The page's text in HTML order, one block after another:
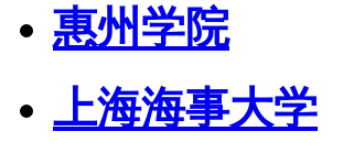
惠州学院
上海海事大学